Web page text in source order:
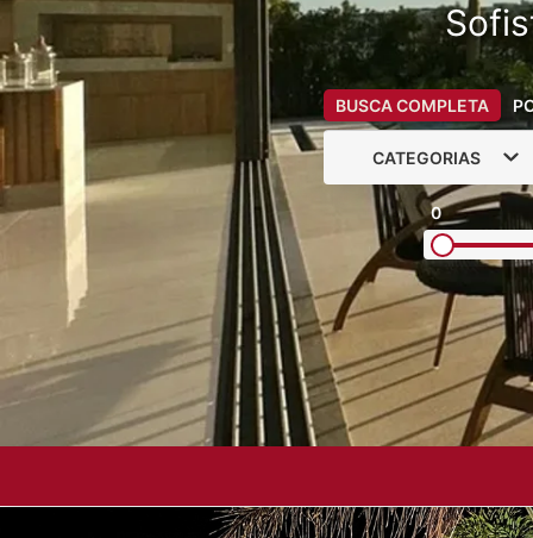
BUSCA COMPLETA
CATEGORIAS
0